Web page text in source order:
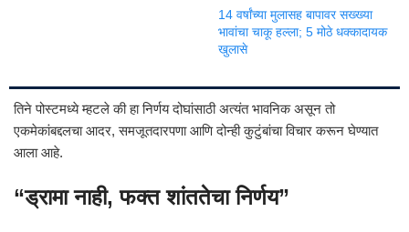
14 वर्षांच्या मुलासह बापावर सख्ख्या
भावांचा चाकू हल्ला; 5 मोठे धक्कादायक
खुलासे
तिने पोस्टमध्ये म्हटले की हा निर्णय दोघांसाठी अत्यंत भावनिक असून तो
एकमेकांबद्दलचा आदर, समजूतदारपणा आणि दोन्ही कुटुंबांचा विचार करून घेण्यात
आला आहे.
“ड्रामा नाही, फक्त शांततेचा निर्णय”